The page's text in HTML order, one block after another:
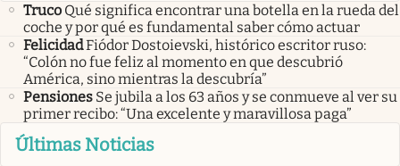
Truco Qué significa encontrar una botella en la rueda del
coche y por qué es fundamental saber cómo actuar
FelicidadFiódor Dostoievski, histórico escritor ruso:
“Colón no fue feliz al momento en que descubrió
América, sino mientras la descubría”
Pensiones Se jubila a los 63 años y se conmueve al ver su
primer recibo: “Una excelente y maravillosa paga”
Últimas Noticias